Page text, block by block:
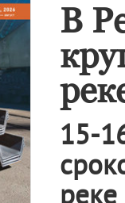
В
15-